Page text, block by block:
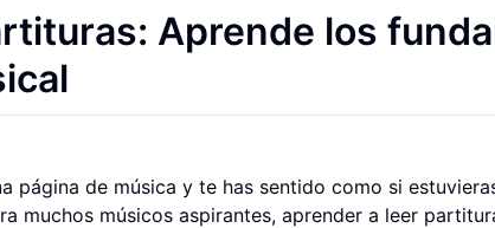
Aprende los
página de música y te has sentido como si
muchos músicos aspirantes, aprender a leer